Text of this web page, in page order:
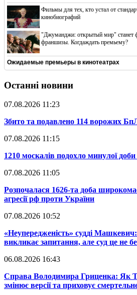
Фильмы для тех, кто устал от
кинобиографий
"Джуманджи: открытый мир" станет
франшизы. Когдаждать премьему?
Ожидаемые премьеры в кинотеатрах
Останні новини
07.08.2026 11:23
​Збито та подавлено 114 ворожих
07.08.2026 11:15
​1210 москалів подохло минулої доби
07.08.2026 11:05
​Розпочалася 1626-та доба
агресії рф проти України
07.08.2026 10:52
​«Неупередженість» судді
викликає запитання, але суд це не
06.08.2026 16:43
​Справа Володимира Гриценка: Як
змінює версії та приховує